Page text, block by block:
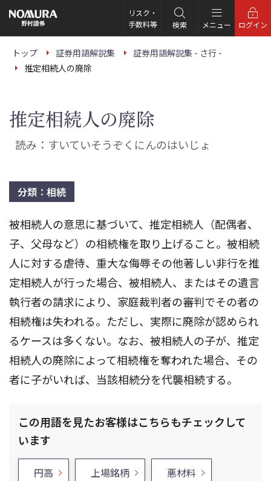
の
ー
リスク・
手数料等
検索 メニュー ログイン
トップ 証券用語解説集
証券用語解説集 - さ行 -
推定相続人の廃除
推定相続人の廃除
読み：すいていそうぞくにんのはいじょ
分類：相続
被相続人の意思に基づいて、推定相続人（配偶者、
子、父母など）の相続権を取り上げること。被相続
人に対する虐待、重大な侮辱その他著しい非行を推
定相続人が行った場合、被相続人、またはその遺言
執行者の請求により、家庭裁判者の審判でその者の
相続権は失われる。ただし、実際に廃除が認められ
るケースは多くない。なお、被相続人の子が、推定
相続人の廃除によって相続権を奪われた場合、その
者に子がいれば、当該相続分を代襲相続する。
この用語を見たお客様はこちらもチェックして
います
円高 上場銘柄 悪材料